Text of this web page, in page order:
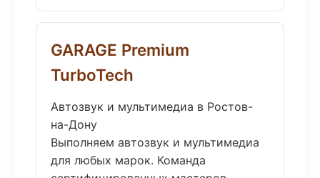
GARAGE Premium
TurboTech
Автозвук и мультимедиа в Ростов-
на-Дону
Выполняем автозвук и мультимедиа
для любых марок. Команда